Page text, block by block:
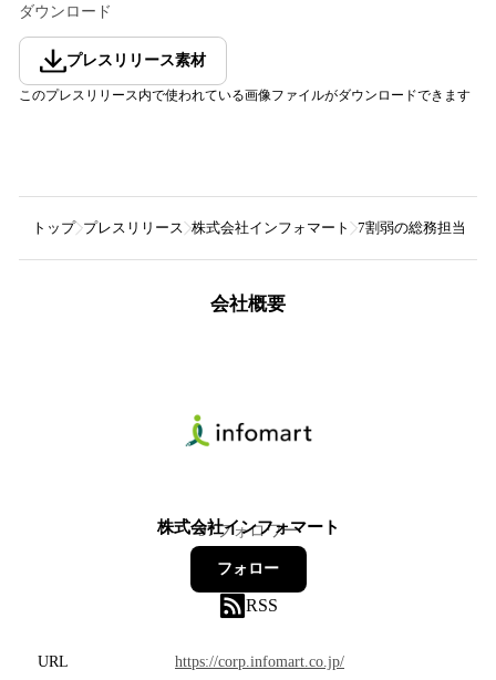
ダウンロード
プレスリリース素材
このプレスリリース内で使われている画像ファイルがダウンロードできます
トップ プレスリリース 株式会社インフォマート 7割弱の総務担当者
会社概要
株式会社インフォマート
97フォロワー
フォロー
RSS
URL
https://corp.infomart.co.jp/